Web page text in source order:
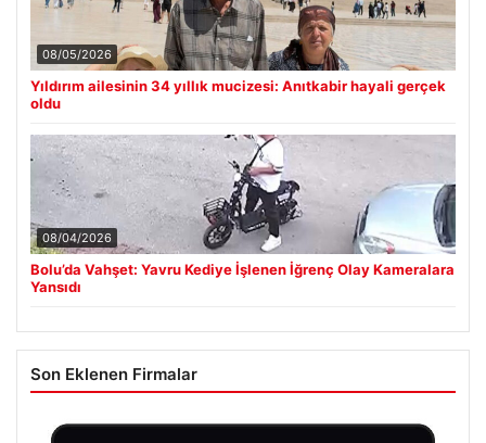
08/05/2026
Yıldırım ailesinin 34 yıllık mucizesi: Anıtkabir hayali gerçek
oldu
08/04/2026
Bolu’da Vahşet: Yavru Kediye İşlenen İğrenç Olay Kameralara
Yansıdı
Son Eklenen Firmalar